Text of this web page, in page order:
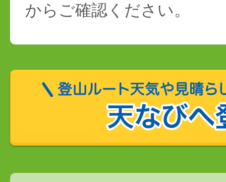
からご確認ください。